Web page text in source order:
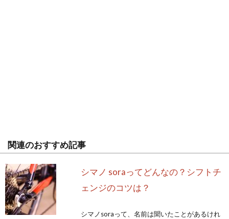
関連のおすすめ記事
シマノ soraってどんなの？シフトチ
ェンジのコツは？
シマノsoraって、名前は聞いたことがあるけれ